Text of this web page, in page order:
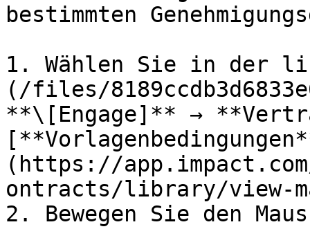
bestimmten
1. Wählen Sie in der
(/files/
**\[Engage]** →
(https://
ontracts/library/view-
2. Bewegen Sie den